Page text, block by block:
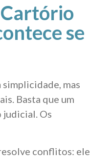
se
mas
Basta que um
judicial. Os
conflitos: ele